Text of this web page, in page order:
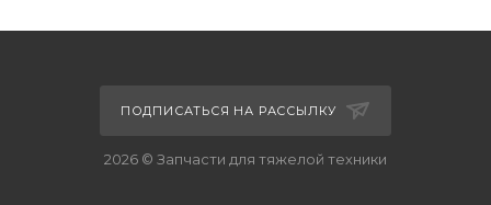
ПОДПИСАТЬСЯ НА РАССЫЛКУ
2026 © Запчасти для тяжелой техники